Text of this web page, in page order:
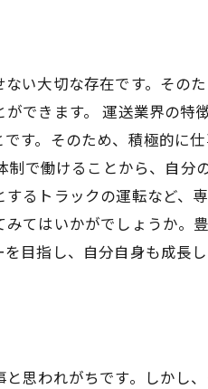
い大切な存在です。その
できます。 運送業界の
す。そのため、積極的に
制で働けることから、自
るトラックの運転など、
てはいかがでしょうか。
目指し、自分自身も成長し
思われがちです。しかし